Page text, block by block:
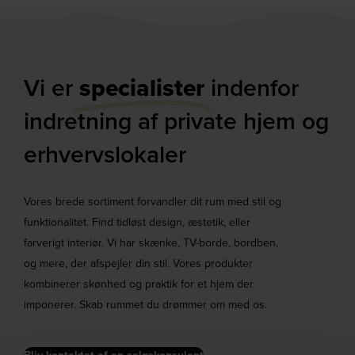
Vi er specialister indenfor
indretning af private hjem og
erhvervslokaler​
Vores brede sortiment forvandler dit rum med stil og
funktionalitet. Find tidløst design, æstetik, eller
farverigt interiør. Vi har skænke, TV-borde, bordben,
og mere, der afspejler din stil. Vores produkter
kombinerer skønhed og praktik for et hjem der
imponerer. Skab rummet du drømmer om med os.